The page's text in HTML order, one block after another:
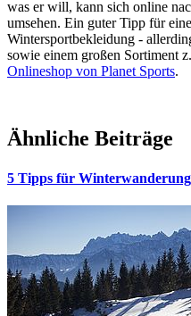
was er will, kann sich online
umsehen. Ein guter Tipp für
Wintersportbekleidung -
sowie einem großen Sortiment
Onlineshop von Planet Sports.
Ähnliche Beiträge
5 Tipps für